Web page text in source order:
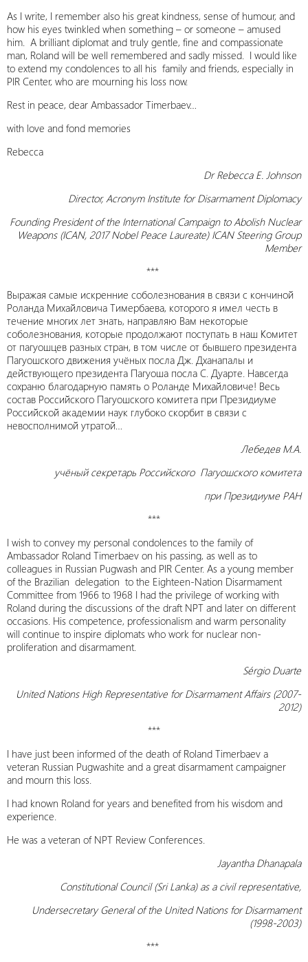
As I write, I remember also his great kindness, sense of humour, and
how his eyes twinkled when something – or someone – amused
him. A brilliant diplomat and truly gentle, fine and compassionate
man, Roland will be well remembered and sadly missed. I would like
to extend my condolences to all his family and friends, especially in
PIR Center, who are mourning his loss now.
Rest in peace, dear Ambassador Timerbaev…
with love and fond memories
Rebecca
Dr Rebecca E. Johnson
Director, Acronym Institute for Disarmament Diplomacy
Founding President of the International Campaign to Abolish Nuclear
Weapons (ICAN, 2017 Nobel Peace Laureate) ICAN Steering Group
Member
***
Выражая самые искренние соболезнования в связи с кончиной
Роланда Михайловича Тимербаева, которого я имел честь в
течение многих лет знать, направляю Вам некоторые
соболезнования, которые продолжают поступать в наш Комитет
от пагуошцев разных стран, в том числе от бывшего президента
Пагуошского движения учёных посла Дж. Дханапалы и
действующего президента Пагуоша посла С. Дуарте. Навсегда
сохраню благодарную память о Роланде Михайловиче! Весь
состав Российского Пагуошского комитета при Президиуме
Российской академии наук глубоко скорбит в связи с
невосполнимой утратой…
Лебедев М.А.
учёный секретарь Российского Пагуошского комитета
при Президиуме РАН
***
I wish to convey my personal condolences to the family of
Ambassador Roland Timerbaev on his passing, as well as to
colleagues in Russian Pugwash and PIR Center. As a young member
of the Brazilian delegation to the Eighteen-Nation Disarmament
Committee from 1966 to 1968 I had the privilege of working with
Roland during the discussions of the draft NPT and later on different
occasions. His competence, professionalism and warm personality
will continue to inspire diplomats who work for nuclear non-
proliferation and disarmament.
Sérgio Duarte
United Nations High Representative for Disarmament Affairs (2007-
2012)
***
I have just been informed of the death of Roland Timerbaev a
veteran Russian Pugwashite and a great disarmament campaigner
and mourn this loss.
I had known Roland for years and benefited from his wisdom and
experience.
He was a veteran of NPT Review Conferences.
Jayantha Dhanapala
Constitutional Council (Sri Lanka) as a civil representative,
Undersecretary General of the United Nations for Disarmament
(1998-2003)
***